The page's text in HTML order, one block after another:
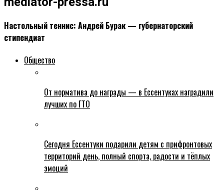
Настольный теннис: Андрей Бурак — губернаторский
стипендиат
Общество
От норматива до награды — в Ессентуках наградили
лучших по ГТО
Сегодня Ессентуки подарили детям с прифронтовых
территорий день, полный спорта, радости и тёплых
эмоций